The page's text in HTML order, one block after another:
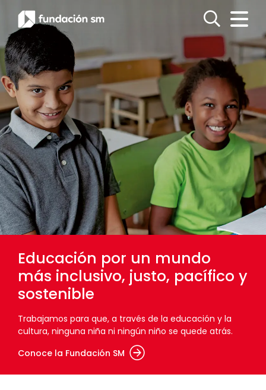
Educación por un mundo
más inclusivo, justo, pacífico y
sostenible
Trabajamos para que, a través de la educación y la
cultura, ninguna niña ni ningún niño se quede atrás.
Conoce la Fundación SM